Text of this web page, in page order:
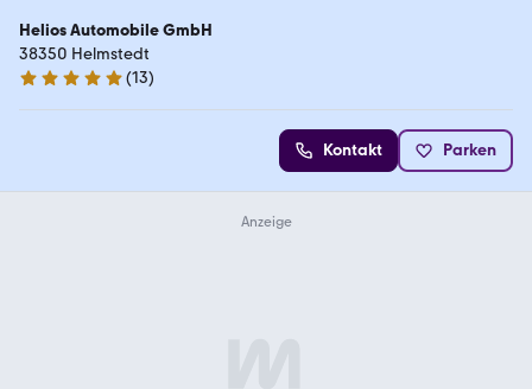
Helios Automobile GmbH
38350 Helmstedt
4.8 Sterne
(13)
Kontakt Parken